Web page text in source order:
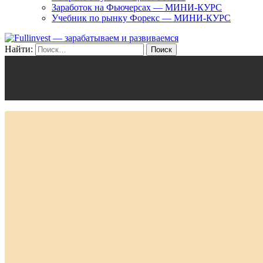
Заработок на Фьючерсах — МИНИ-КУРС
Учебник по рынку Форекс — МИНИ-КУРС
Найти: